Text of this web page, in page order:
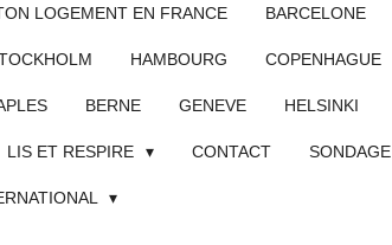
LOGEMENT EN FRANCE BARCELONE
HAMBOURG COPENHAGUE
BERNE GENEVE HELSINKI
LIS ET RESPIRE CONTACT SONDAGE